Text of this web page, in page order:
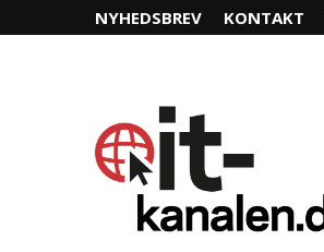
NYHEDSBREV KONTAKT